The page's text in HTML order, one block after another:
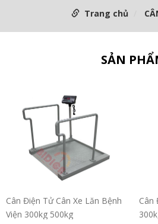
Trang chủ
SẢN
Cân Điện Tử Cân Xe Lăn Bệnh
Viện 300kg 500kg
Cân